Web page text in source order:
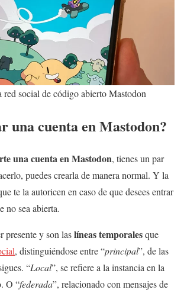
red social de código abierto Mastodon
una cuenta en Mastodon?
una cuenta en Mastodon, tienes un par
puedes crearla de manera normal. Y la
te la autoricen en caso de que desees entrar
no sea abierta.
presente y son laslíneas temporalesque
, distinguiéndose entre “principal”, de las
“Local”, se refiere a la instancia en la
O “federada”, relacionado con mensajes de